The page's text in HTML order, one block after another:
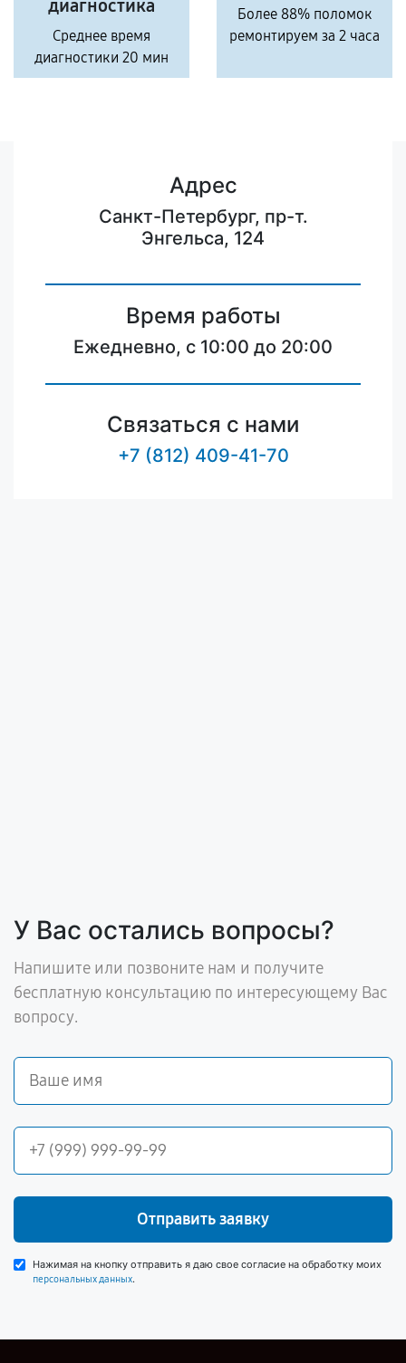
диагностика
Среднее время
диагностики 20 мин
Более 88% поломок
ремонтируем за 2 часа
Адрес
Санкт-Петербург, пр-т.
Энгельса, 124
Время работы
Ежедневно, с 10:00 до 20:00
Связаться с нами
+7 (812) 409-41-70
У Вас остались вопросы?
Напишите или позвоните нам и получите
бесплатную консультацию по интересующему Вас
вопросу.
Отправить заявку
Нажимая на кнопку отправить я даю свое согласие на обработку моих
персональных данных.